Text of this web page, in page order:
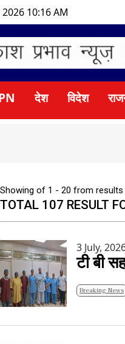
10:16 AM
देश विदेश
Showing of 1 - 20 from results
TOTAL 107 RESULT
3 July,
टी बी
Breaking News